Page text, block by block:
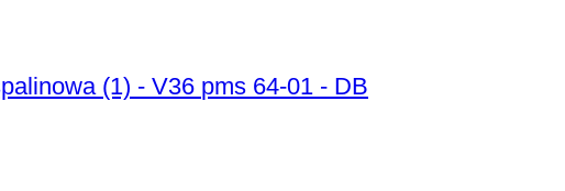
Märklin H0 - 37367 - Lokomotywa spalinowa (1) - V36 pms 64-01 - DB